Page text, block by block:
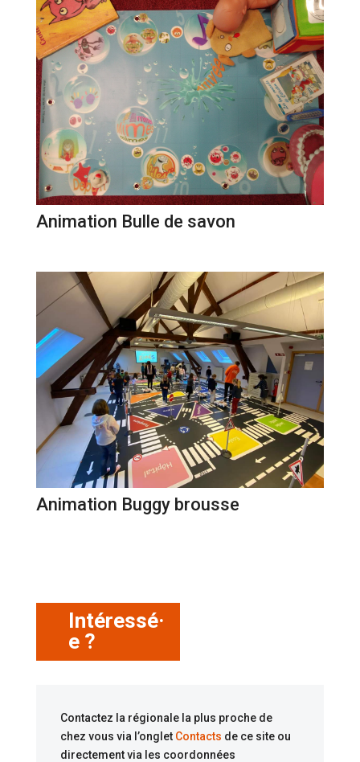
Animation Bulle de savon
Animation Buggy brousse
Intéressé·
e ?
Contactez la régionale la plus proche de
chez vous via l’onglet Contacts de ce site ou
directement via les coordonnées